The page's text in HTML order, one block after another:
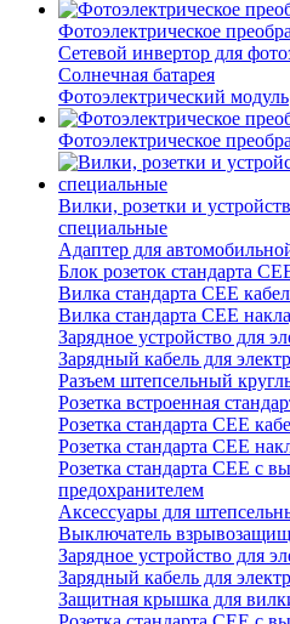
Фотоэлектрическое
Сетевой инвертор для
Солнечная батарея
Фотоэлектрический модуль
Фотоэлектрическое
Вилки, розетки и
специальные
Адаптер для
Блок розеток стандарта
Вилка стандарта CEE
Вилка стандарта CEE
Зарядное устройство для
Зарядный кабель для
Разъем штепсельный
Розетка встроенная
Розетка стандарта СЕЕ
Розетка стандарта СЕЕ
Розетка стандарта СЕЕ с
предохранителем
Аксессуары для
Выключатель
Зарядное устройство для
Зарядный кабель для
Защитная крышка для